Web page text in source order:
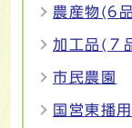
農産物(6
加工品(７
市民農園
国営東播